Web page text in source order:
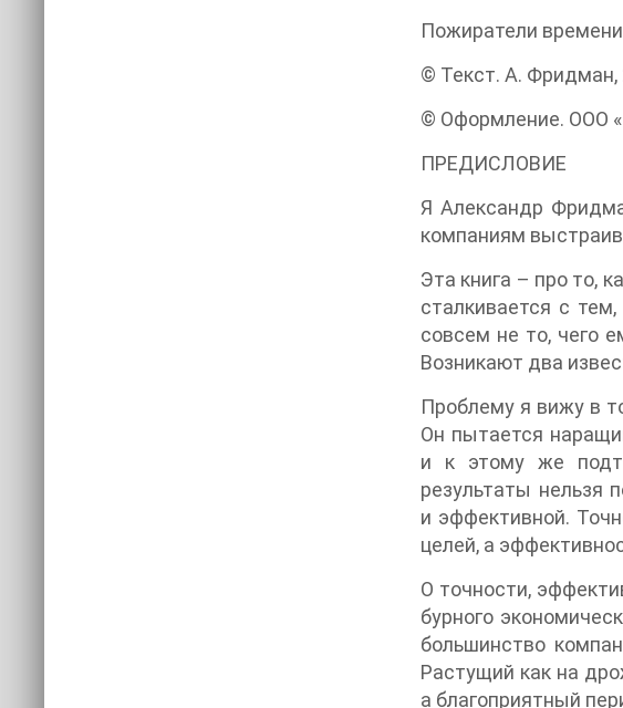
Пожиратели
© Текст. А. Фридман,
© Оформление. ООО
ПРЕДИСЛОВИЕ
Я Александр
компаниям
Эта книга – про то,
сталкивается с
совсем не то, чего
Возникают два
Проблему я вижу в
Он пытается
и к этому же
результаты нельзя
и эффективной.
целей, а
О точности,
бурного
большинство
Растущий как на
а благоприятный